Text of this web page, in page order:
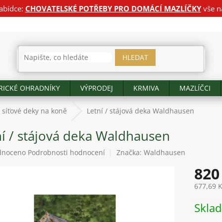
CHOVATELSKÉ POTŘEBY PRO DOMÁCÍ MAZLÍČKYvše
HLEDAT
OHRADNÍKY VÝPRODEJ KRMIVA MAZLÍČCI
deky na koně Letní / stájová deka Waldhausen
/ stájová deka Waldhausen
Podrobnosti hodnocení Značka: Waldhausen
677,69
cena: